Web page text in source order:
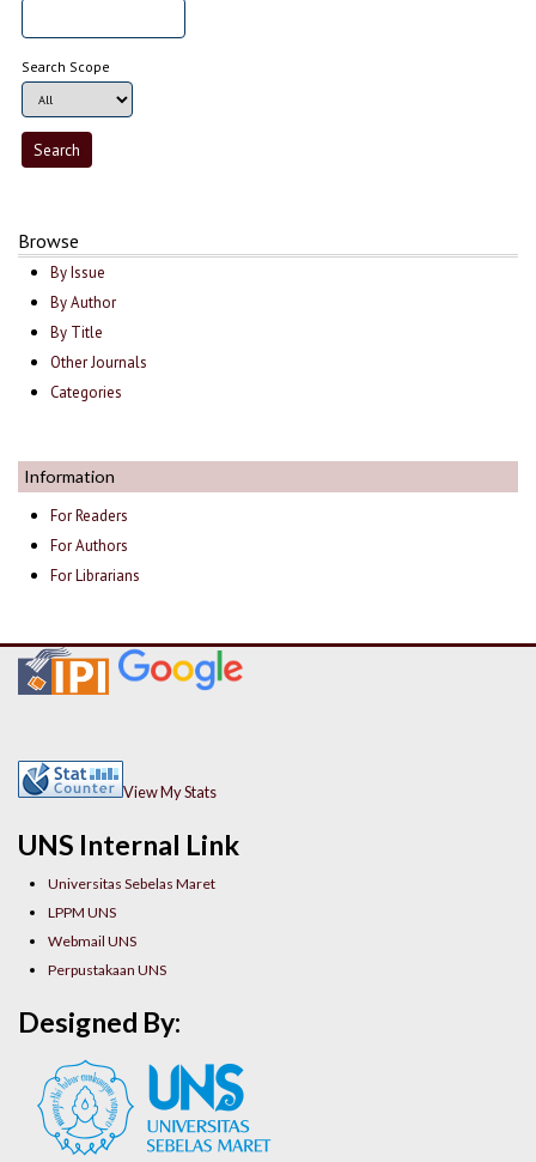
Search Scope
Browse
By Issue
By Author
By Title
Other Journals
Categories
Information
For Readers
For Authors
For Librarians
UNS Internal Link
Universitas Sebelas Maret
LPPM UNS
Webmail UNS
Perpustakaan UNS
View My Stats
Designed By: